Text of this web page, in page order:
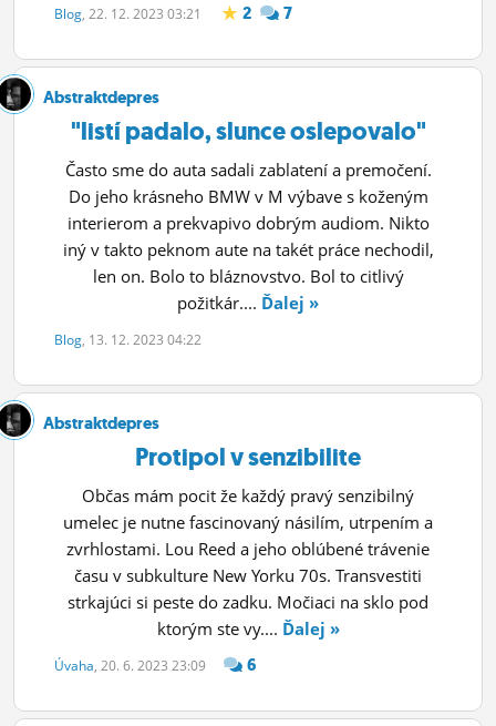
Blog, 22. 12. 2023 03:21 2 7
Abstraktdepres
"listí padalo, slunce oslepovalo"
Často sme do auta sadali zablatení a premočení.
Do jeho krásneho BMW v M výbave s koženým
interierom a prekvapivo dobrým audiom. Nikto
iný v takto peknom aute na takét práce nechodil,
len on. Bolo to bláznovstvo. Bol to citlivý
požitkár.... Ďalej »
Blog, 13. 12. 2023 04:22
Abstraktdepres
Protipol v senzibilite
Občas mám pocit že každý pravý senzibilný
umelec je nutne fascinovaný násilím, utrpením a
zvrhlostami. Lou Reed a jeho oblúbené trávenie
času v subkulture New Yorku 70s. Transvestiti
strkajúci si peste do zadku. Močiaci na sklo pod
ktorým ste vy.... Ďalej »
Úvaha, 20. 6. 2023 23:09 6